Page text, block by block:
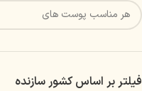
فیلتر بر اساس کشور سازنده